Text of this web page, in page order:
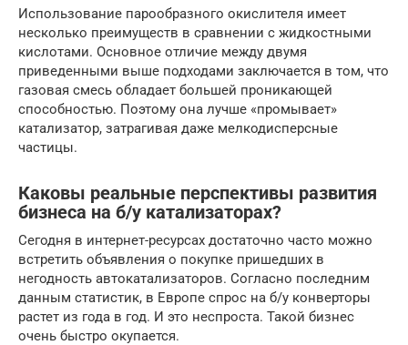
Использование парообразного окислителя имеет
несколько преимуществ в сравнении с жидкостными
кислотами. Основное отличие между двумя
приведенными выше подходами заключается в том, что
газовая смесь обладает большей проникающей
способностью. Поэтому она лучше «промывает»
катализатор, затрагивая даже мелкодисперсные
частицы.
Каковы реальные перспективы развития
бизнеса на б/у катализаторах?
Сегодня в интернет-ресурсах достаточно часто можно
встретить объявления о покупке пришедших в
негодность автокатализаторов. Согласно последним
данным статистик, в Европе спрос на б/у конверторы
растет из года в год. И это неспроста. Такой бизнес
очень быстро окупается.